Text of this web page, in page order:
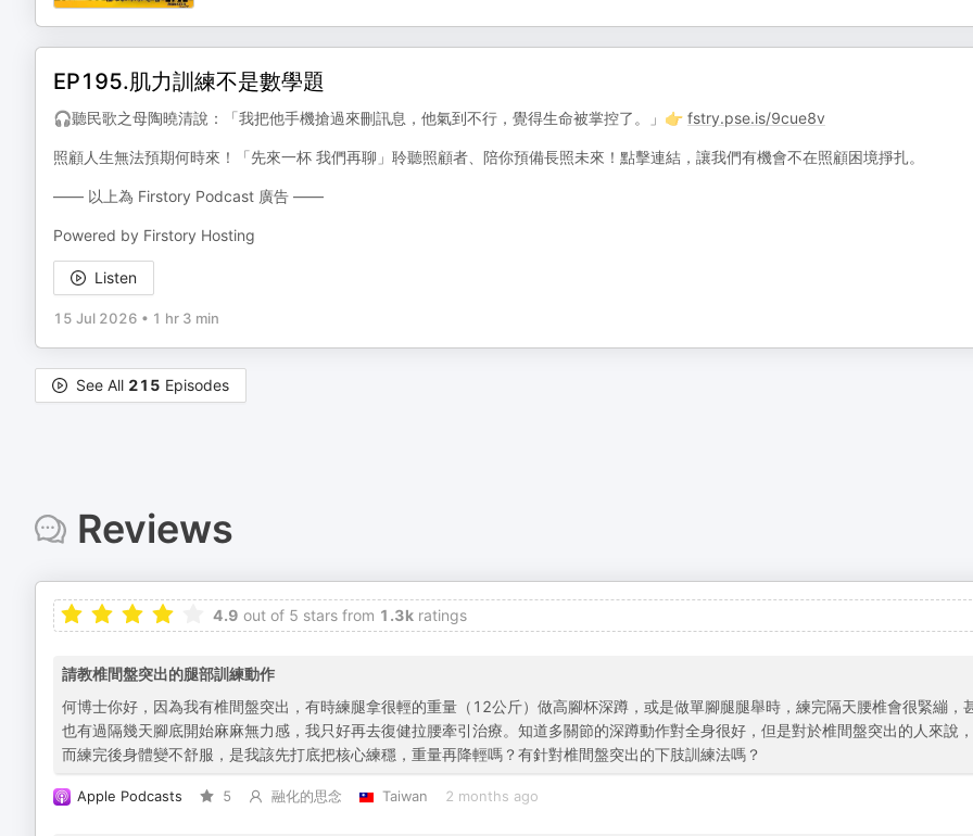
EP195.肌力訓練不是數學題
🎧聽民歌之母陶曉清說：「我把他手機搶過來刪訊息，他氣到不行，覺得生命被掌控了。」👉 fstry.pse.is/9cue8v
照顧人生無法預期何時來！「先來一杯 我們再聊」聆聽照顧者、陪你預備長照未來！點擊連結，讓我們有機會不在照顧困境掙扎。
—— 以上為 Firstory Podcast 廣告 ——
Powered by Firstory Hosting
Listen
15 Jul 2026 • 1 hr 3 min
See All 215 Episodes
Reviews
4.9 out of 5 stars from 1.3k ratings
請教椎間盤突出的腿部訓練動作
何博士你好，因為我有椎間盤突出，有時練腿拿很輕的重量（12公斤）做高腳杯深蹲，或是做單腳腿腿舉時，練完隔天腰椎會很緊繃，
也有過隔幾天腳底開始麻麻無力感，我只好再去復健拉腰牽引治療。知道多關節的深蹲動作對全身很好，但是對於椎間盤突出的人來說
而練完後身體變不舒服，是我該先打底把核心練穩，重量再降輕嗎？有針對椎間盤突出的下肢訓練法嗎？
Apple Podcasts 5 融化的思念 Taiwan 2 months ago